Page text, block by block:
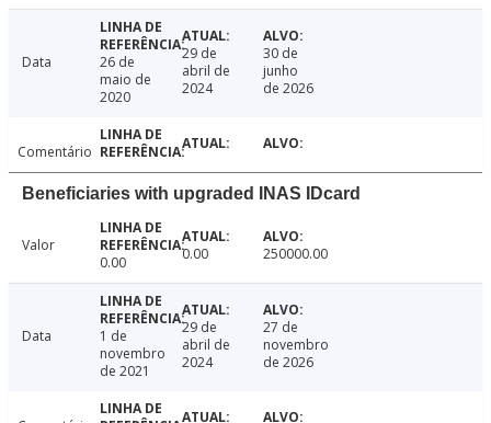
Data
26 de
maio de
2020
29 de
abril de
2024
30 de
junho
de 2026
Comentário
Beneficiaries with upgraded INAS IDcard
Valor
0.00
0.00 250000.00
Data
1 de
novembro
de 2021
29 de
abril de
2024
27 de
novembro
de 2026